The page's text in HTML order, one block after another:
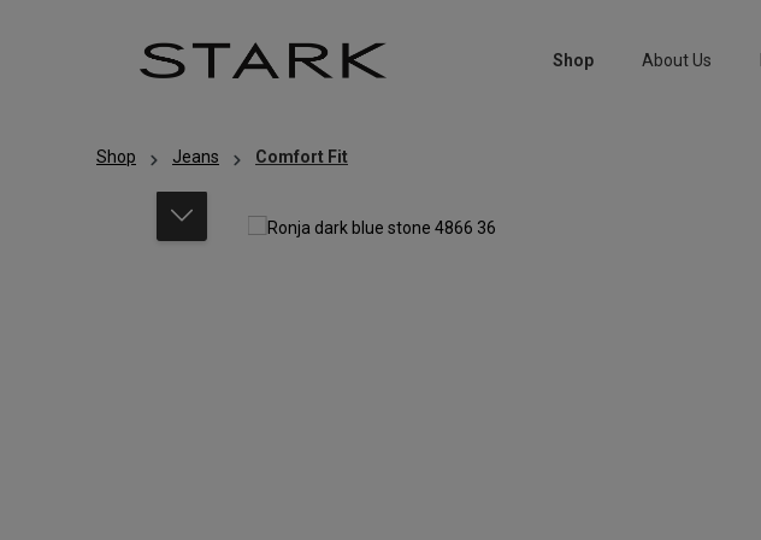
Shop
About Us
Shop Jeans Comfort Fit